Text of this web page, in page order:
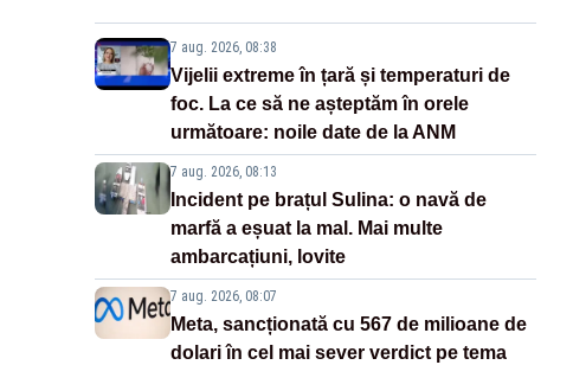
7 aug. 2026, 08:38
Vijelii extreme în țară și temperaturi de
foc. La ce să ne așteptăm în orele
următoare: noile date de la ANM
7 aug. 2026, 08:13
Incident pe brațul Sulina: o navă de
marfă a eșuat la mal. Mai multe
ambarcațiuni, lovite
7 aug. 2026, 08:07
Meta, sancționată cu 567 de milioane de
dolari în cel mai sever verdict pe tema